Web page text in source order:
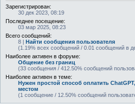
Зарегистрирован:
30 дек 2023, 08:19
Последнее посещение:
03 мар 2025, 08:23
Всего сообщений:
8 | Найти сообщения пользователя
(1.19% всех сообщений / 0.01 сообщений в
Наиболее активен в форуме:
Общение без границ
(33 сообщения / 412.50% сообщений
Наиболее активен в теме:
Нужен простой способ оплатить
местом
(1 сообщение / 12.50% сообщений